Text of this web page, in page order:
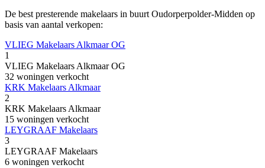
De best presterende makelaars in buurt Oudorperpolder-Midden op
basis van aantal verkopen:
VLIEG Makelaars Alkmaar OG
1
VLIEG Makelaars Alkmaar OG
32 woningen verkocht
KRK Makelaars Alkmaar
2
KRK Makelaars Alkmaar
15 woningen verkocht
LEYGRAAF Makelaars
3
LEYGRAAF Makelaars
6 woningen verkocht